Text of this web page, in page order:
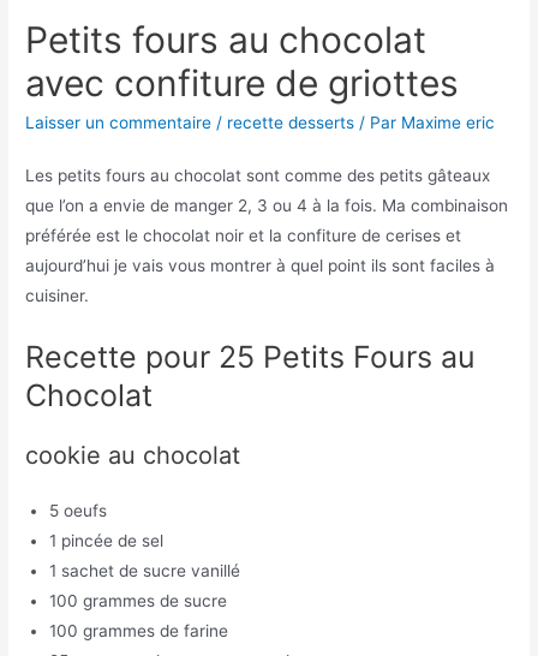
Petits fours au chocolat
avec confiture de griottes
Laisser un commentaire / recette desserts / Par Maxime eric
Les petits fours au chocolat sont comme des petits gâteaux
que l’on a envie de manger 2, 3 ou 4 à la fois. Ma combinaison
préférée est le chocolat noir et la confiture de cerises et
aujourd’hui je vais vous montrer à quel point ils sont faciles à
cuisiner.
Recette pour 25 Petits Fours au
Chocolat
cookie au chocolat
5 oeufs
1 pincée de sel
1 sachet de sucre vanillé
100 grammes de sucre
100 grammes de farine